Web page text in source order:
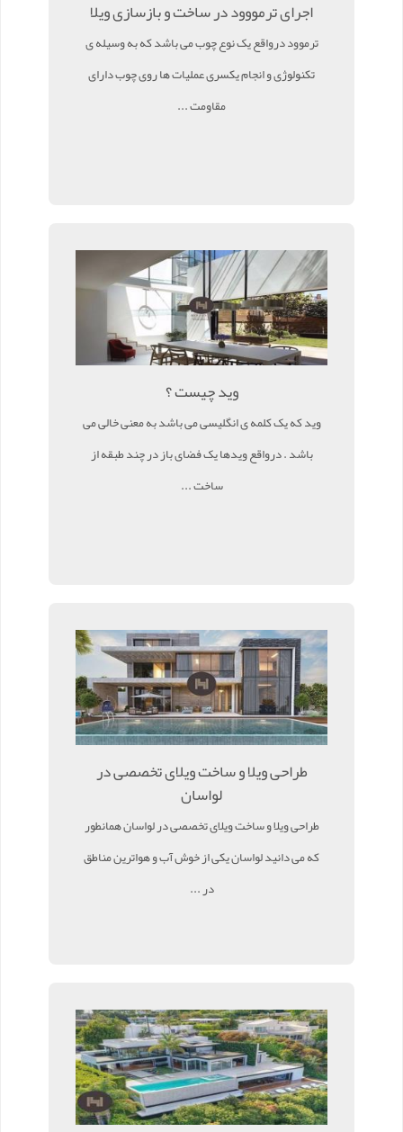
اجرای ترمووود در ساخت و بازسازی ویلا
ترموود درواقع یک نوع چوب می باشد که به وسیله ی
تکنولوژی و انجام یکسری عملیات ها روی چوب دارای
مقاومت ...
وید چیست ؟
وید که یک کلمه ی انگلیسی می باشد به معنی خالی می
باشد . درواقع ویدها یک فضای باز در چند طبقه از
ساخت ...
طراحی ویلا و ساخت ویلای تخصصی در
لواسان
طراحی ویلا و ساخت ویلای تخصصی در لواسان همانطور
که می دانید لواسان یکی از خوش آب و هواترین مناطق
در ...